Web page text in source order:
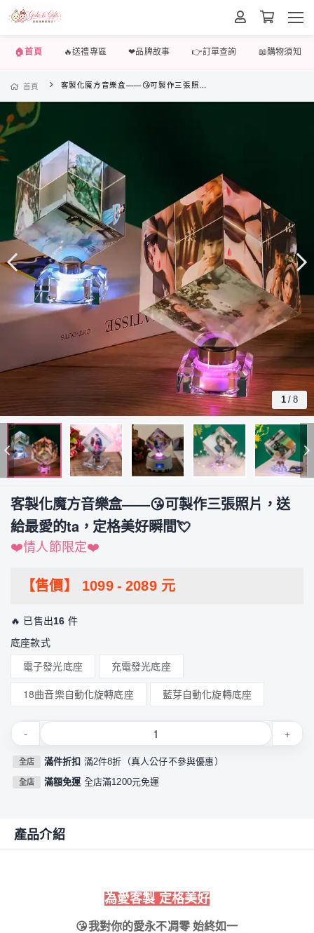
🏠首頁 🔥送禮專區 ❤品牌故事 👉訂單查詢 📖購物須知
首頁 客製化魔方音樂盒——😘可製作三張照片，送給最愛的ta，定格美好瞬間💘
1 / 8
客製化魔方音樂盒——😘可製作三張照片，送
給最愛的ta，定格美好瞬間💘
❤️情人節限定❤️
【售價】 1099 - 2089元
🔥 已售出16 件
底座款式
電子發光底座
充電發光底座
18曲音樂自動化旋轉底座
藍芽自動化旋轉底座
- +
全店 滿件折扣 滿2件8折（真人公仔不參與優惠）
全店 滿額免運 全店滿1200元免運
產品介紹
為愛客製 定格美好
😘我對你的愛永不凋零 始終如一